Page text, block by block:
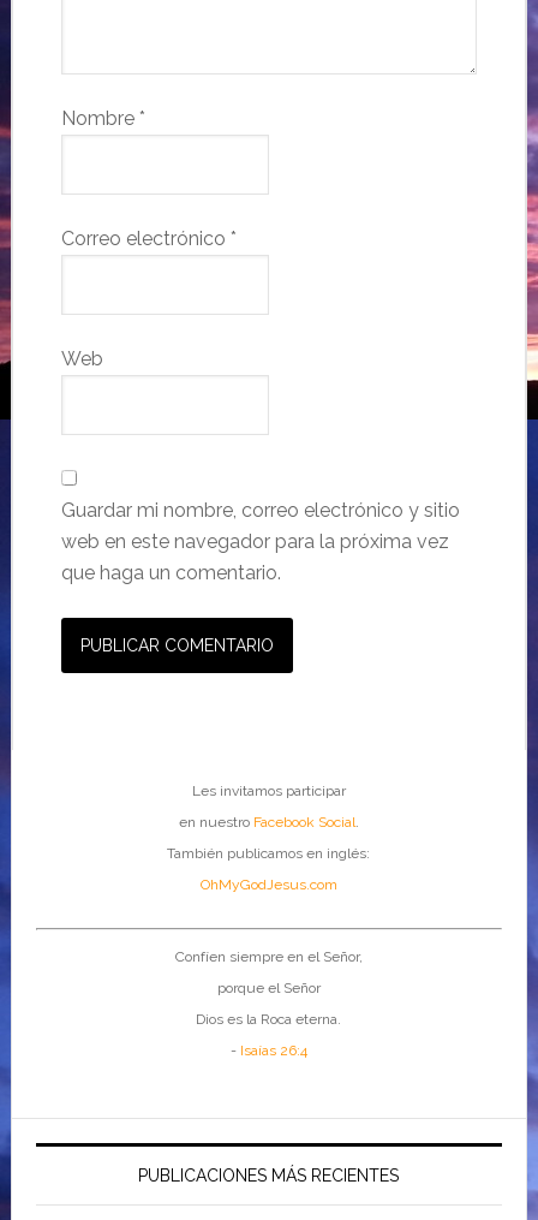
Nombre *
Correo electrónico *
Web
Guardar mi nombre, correo electrónico y sitio
web en este navegador para la próxima vez
que haga un comentario.
Les invitamos participar
en nuestro Facebook Social.
También publicamos en inglés:
OhMyGodJesus.com
Confíen siempre en el Señor,
porque el Señor
Dios es la Roca eterna.
- Isaías 26:4
PUBLICACIONES MÁS RECIENTES